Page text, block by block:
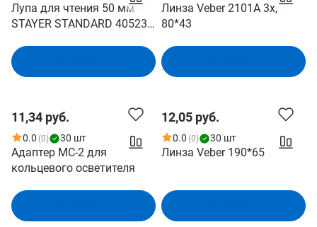
Лупа для чтения 50 мм
STAYER STANDARD 40523-
Линза Veber 2101A 3х,
80*43
11,34 руб.
0.0 (0) 30 шт
Адаптер МС-2 для
кольцевого осветителя
12,05 руб.
0.0 (0) 30 шт
Линза Veber 190*65